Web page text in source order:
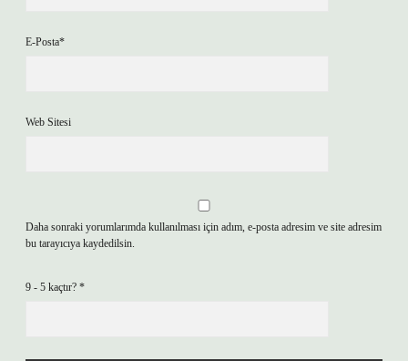
E-Posta*
Web Sitesi
Daha sonraki yorumlarımda kullanılması için adım, e-posta adresim ve site adresim
bu tarayıcıya kaydedilsin.
9 - 5 kaçtır? *